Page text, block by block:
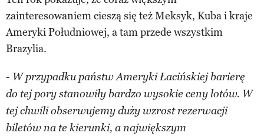
zainteresowaniem cieszą się też Meksyk, Kuba i kraje
Ameryki Południowej, a tam przede wszystkim
Brazylia.
­- W przypadku państw Ameryki Łacińskiej barierę
do tej pory stanowiły bardzo wysokie ceny lotów. W
tej chwili obserwujemy duży wzrost rezerwacji
biletów na te kierunki, a największym